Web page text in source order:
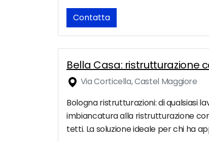
Contatta
Bella Casa: ristrutturazione
Via Corticella, Castel Maggiore
Bologna ristrutturazioni: di qualsiasi
imbiancatura alla ristrutturazione
tetti. La soluzione ideale per chi ha